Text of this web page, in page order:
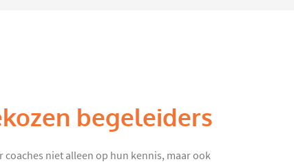
begeleiders
coaches niet alleen op hun kennis, maar ook